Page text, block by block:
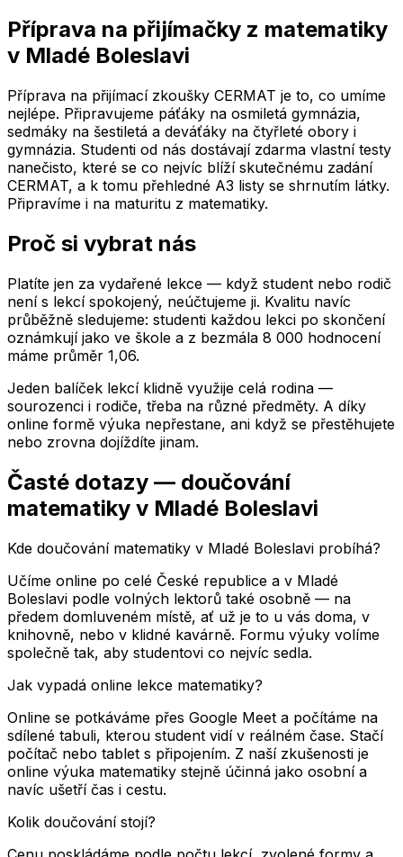
Příprava na přijímačky z matematiky
v Mladé Boleslavi
Příprava na přijímací zkoušky CERMAT je to, co umíme
nejlépe. Připravujeme páťáky na osmiletá gymnázia,
sedmáky na šestiletá a deváťáky na čtyřleté obory i
gymnázia. Studenti od nás dostávají zdarma vlastní testy
nanečisto, které se co nejvíc blíží skutečnému zadání
CERMAT, a k tomu přehledné A3 listy se shrnutím látky.
Připravíme i na maturitu z matematiky.
Proč si vybrat nás
Platíte jen za vydařené lekce — když student nebo rodič
není s lekcí spokojený, neúčtujeme ji. Kvalitu navíc
průběžně sledujeme: studenti každou lekci po skončení
oznámkují jako ve škole a z bezmála 8 000 hodnocení
máme průměr 1,06.
Jeden balíček lekcí klidně využije celá rodina —
sourozenci i rodiče, třeba na různé předměty. A díky
online formě výuka nepřestane, ani když se přestěhujete
nebo zrovna dojíždíte jinam.
Časté dotazy — doučování
matematiky v Mladé Boleslavi
Kde doučování matematiky v Mladé Boleslavi probíhá?
Učíme online po celé České republice a v Mladé
Boleslavi podle volných lektorů také osobně — na
předem domluveném místě, ať už je to u vás doma, v
knihovně, nebo v klidné kavárně. Formu výuky volíme
společně tak, aby studentovi co nejvíc sedla.
Jak vypadá online lekce matematiky?
Online se potkáváme přes Google Meet a počítáme na
sdílené tabuli, kterou student vidí v reálném čase. Stačí
počítač nebo tablet s připojením. Z naší zkušenosti je
online výuka matematiky stejně účinná jako osobní a
navíc ušetří čas i cestu.
Kolik doučování stojí?